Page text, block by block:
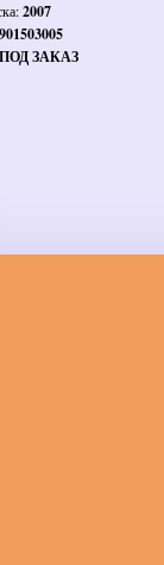
2007
901503005
ПОД ЗАКАЗ